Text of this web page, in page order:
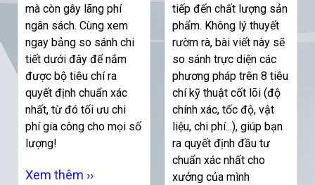
mà còn gây lãng phí
ngân sách. Cùng xem
ngay bảng so sánh chi
tiết dưới đây để nắm
được bộ tiêu chí ra
quyết định chuẩn xác
nhất, từ đó tối ưu chi
phí gia công cho mọi số
lượng!
Xem thêm ››
tiếp đến chất lượng sản
phẩm. Không lý thuyết
rườm rà, bài viết này sẽ
so sánh trực diện các
phương pháp trên 8 tiêu
chí kỹ thuật cốt lõi (độ
chính xác, tốc độ, vật
liệu, chi phí...), giúp bạn
ra quyết định đầu tư
chuẩn xác nhất cho
xưởng của mình